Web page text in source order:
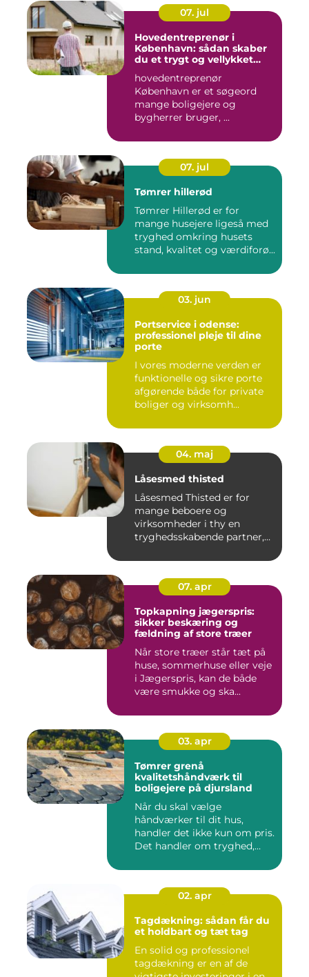
07. jul
Hovedentreprenør i
København: sådan skaber
du et trygt og vellykket
hovedentreprenør
København er et søgeord
mange boligejere og
bygherrer bruger, ...
07. jul
Tømrer hillerød
Tømrer Hillerød er for
mange husejere ligeså med
tryghed omkring husets
stand, kvalitet og værdiforø...
03. jun
Portservice i odense:
professionel pleje til dine
porte
I vores moderne verden er
funktionelle og sikre porte
afgørende både for private
boliger og virksomh...
04. maj
Låsesmed thisted
Låsesmed Thisted er for
mange beboere og
virksomheder i thy en
tryghedsskabende partner,
07. apr
Topkapning jægerspris:
sikker beskæring og
fældning af store træer
Når store træer står tæt på
huse, sommerhuse eller veje
i Jægerspris, kan de både
være smukke og ska...
03. apr
Tømrer grenå
kvalitetshåndværk til
boligejere på djursland
Når du skal vælge
håndværker til dit hus,
handler det ikke kun om pris.
Det handler om tryghed,
02. apr
Tagdækning: sådan får du
et holdbart og tæt tag
En solid og professionel
tagdækning er en af de